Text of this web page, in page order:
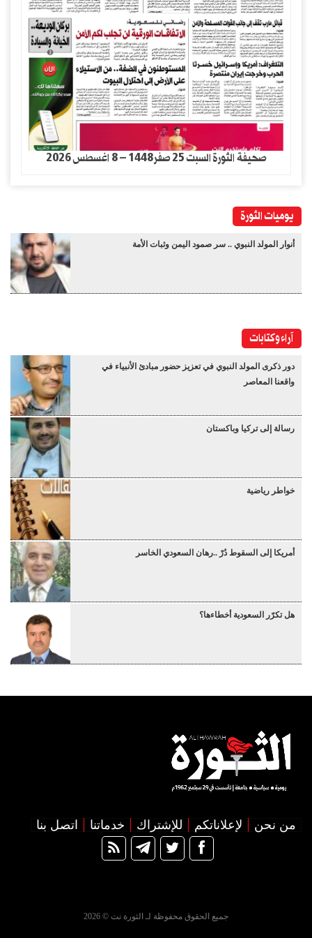
صحيفة الثورة السبت 25 صفر1448 – 8 اغسطس 2026
يوميات الثورة
أنوار المولد النبوي .. سر صمود اليمن وثبات الأمة
آراء وكتابات
دور ذكرى المولد النبوي في تعزيز حضور مبادئ الأنبياء في
واقعنا المعاصر
رسالة إلى تركيا وباكستان
خواطر رياضية
أمريكا إلى السقوط دُرْ ..رهان السعودي الخاسر
هل تكرّر السعودية أخطاءها؟
من نحن لإعلاناتكم للإشتراك خدماتنا اتصل بنا
جميع الحقوق محفوظة لـ الثورة نت © 2026